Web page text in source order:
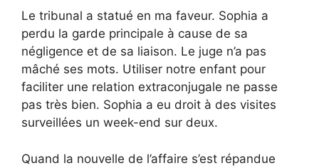
Le tribunal a statué en ma faveur. Sophia a
perdu la garde principale à cause de sa
négligence et de sa liaison. Le juge n’a pas
mâché ses mots. Utiliser notre enfant pour
faciliter une relation extraconjugale ne passe
pas très bien. Sophia a eu droit à des visites
surveillées un week-end sur deux.
Quand la nouvelle de l’affaire s’est répandue